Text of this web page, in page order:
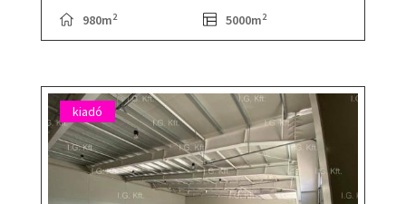
980m2 5000m2
kiadó